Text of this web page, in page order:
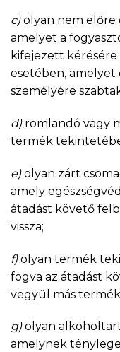
c)olyan nem
amelyet a
kifejezett
esetében,
személyére
d) romlandó vagy
termék
e)olyan zárt
amely
átadást követő
vissza;
f)olyan termék
fogva az átadást
vegyül más
g)olyan
amelynek